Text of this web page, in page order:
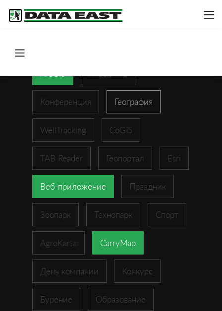
Конференция География
WellTracking CoGIS
TAB Reader Геопортал Esri
Веб-приложение Праздник
Зоопарк Технопарк Спорт
AgroKarta CarryMap
День компании Конкурс
Бурение Образование